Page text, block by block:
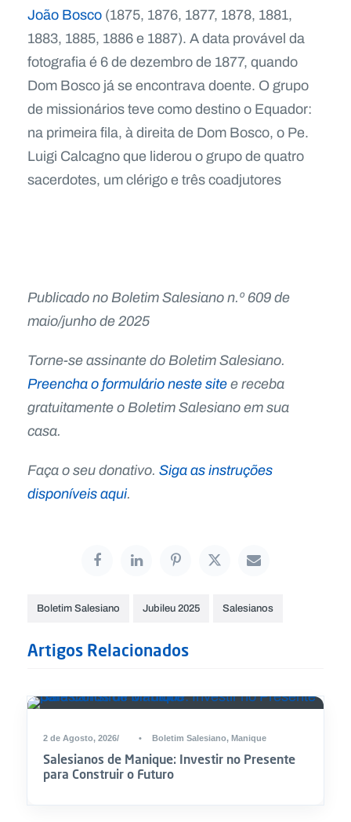
João Bosco(1875, 1876, 1877, 1878, 1881,
1883, 1885, 1886 e 1887). A data provável da
fotografia é 6 de dezembro de 1877, quando
Dom Bosco já se encontrava doente. O grupo
de missionários teve como destino o Equador:
na primeira fila, à direita de Dom Bosco, o Pe.
Luigi Calcagno que liderou o grupo de quatro
sacerdotes, um clérigo e três coadjutores
Publicado no Boletim Salesiano n.º 609 de
maio/junho de 2025
Torne-se assinante do Boletim Salesiano.
Preencha o formulário neste sitee receba
gratuitamente o Boletim Salesiano em sua
casa.
Faça o seu donativo. Siga as instruções
disponíveis aqui.
Boletim Salesiano Jubileu 2025 Salesianos
Artigos Relacionados
2 de Agosto, 2026 • Boletim Salesiano, Manique
Salesianos de Manique: Investir no Presente
para Construir o Futuro